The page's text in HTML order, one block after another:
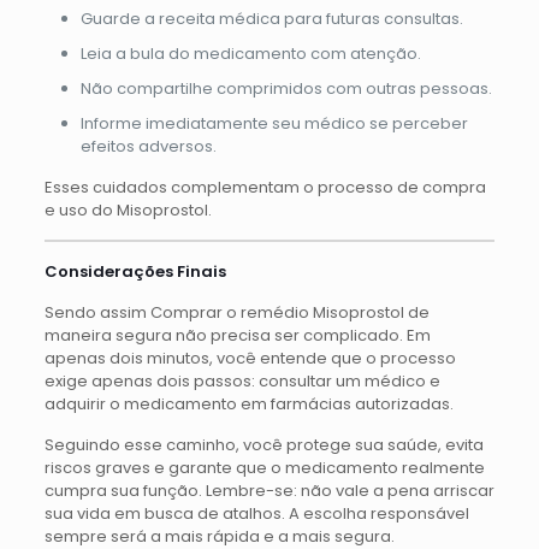
Guarde a receita médica para futuras consultas.
Leia a bula do medicamento com atenção.
Não compartilhe comprimidos com outras pessoas.
Informe imediatamente seu médico se perceber
efeitos adversos.
Esses cuidados complementam o processo de compra
e uso do Misoprostol.
Considerações Finais
Sendo assim Comprar o remédio Misoprostol de
maneira segura não precisa ser complicado. Em
apenas dois minutos, você entende que o processo
exige apenas dois passos: consultar um médico e
adquirir o medicamento em farmácias autorizadas.
Seguindo esse caminho, você protege sua saúde, evita
riscos graves e garante que o medicamento realmente
cumpra sua função. Lembre-se: não vale a pena arriscar
sua vida em busca de atalhos. A escolha responsável
sempre será a mais rápida e a mais segura.